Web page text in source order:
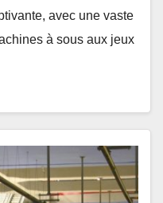
avec une vaste
à sous aux jeux